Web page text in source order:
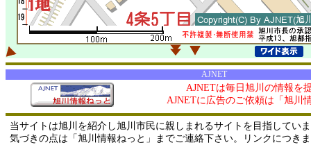
AJNET
AJNETは毎日旭川の情報を
AJNETに広告のご依頼は「旭川
当サイトは旭川を紹介し旭川市民に親しまれるサイトを目指してい
気づきの点は「旭川情報ねっと」までご連絡下さい。リンクにつき